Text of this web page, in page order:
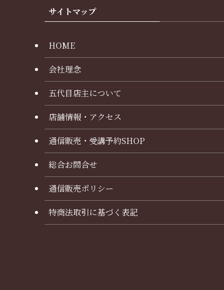
サイトマップ
HOME
会社理念
五代目店主について
店舗情報・アクセス
通信販売・受講予約SHOP
総合お問合せ
通信販売ポリシー
特商法取引に基づく表記